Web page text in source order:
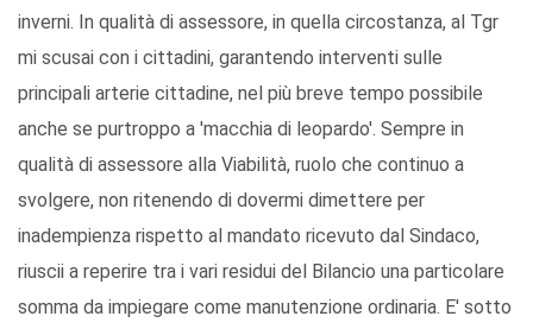
inverni. In qualità di assessore, in quella circostanza, al Tgr
mi scusai con i cittadini, garantendo interventi sulle
principali arterie cittadine, nel più breve tempo possibile
anche se purtroppo a 'macchia di leopardo'. Sempre in
qualità di assessore alla Viabilità, ruolo che continuo a
svolgere, non ritenendo di dovermi dimettere per
inadempienza rispetto al mandato ricevuto dal Sindaco,
riuscii a reperire tra i vari residui del Bilancio una particolare
somma da impiegare come manutenzione ordinaria. E' sotto